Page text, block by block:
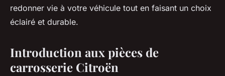
redonner vie à votre véhicule tout en faisant un choix
éclairé et durable.
Introduction aux pièces de
carrosserie Citroën